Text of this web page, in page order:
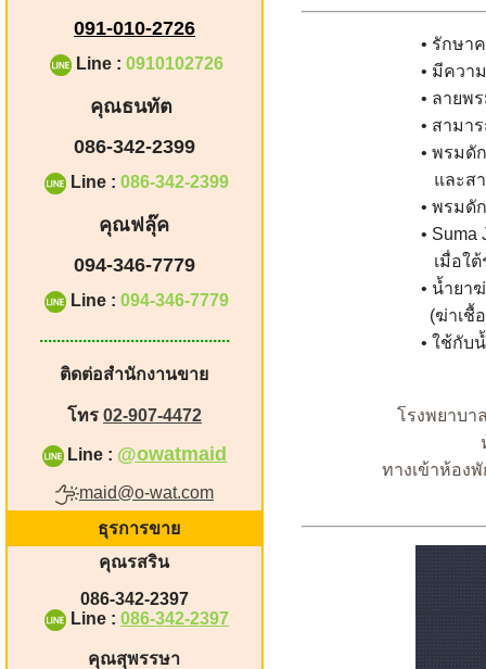
091-010-2726
Line : 0910102726
คุณธนทัต
086-342-2399
Line : 086-342-2399
คุณฟลุ๊ค
094-346-7779
Line : 094-346-7779
............................................
ติดต่อสำนักงานขาย
โทร 02-907-4472
Line : @owatmaid
maid@o-wat.com
ธุรการขาย
คุณรสริน
086-342-2397
Line : 086-342-2397
คุณสุพรรษา
• รักษา
• มีควา
• ลายพ
• สามา
• พรมดั
และสา
• พรมดั
•
เมื่อใ
• น้ำยา
(ฆ่าเชื้
• ใช้กับ
โรงพยาบา
ทางเข้าห้อง